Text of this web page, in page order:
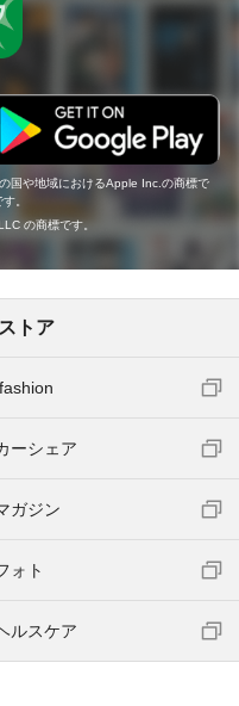
国や地域におけるApple Inc.の商標で
。
の商標です。
トア
ーシェア
ガジン
ォト
ルスケア